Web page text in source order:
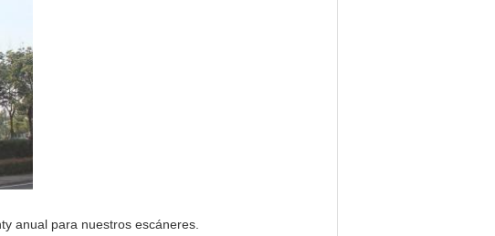
anual para nuestros escáneres.